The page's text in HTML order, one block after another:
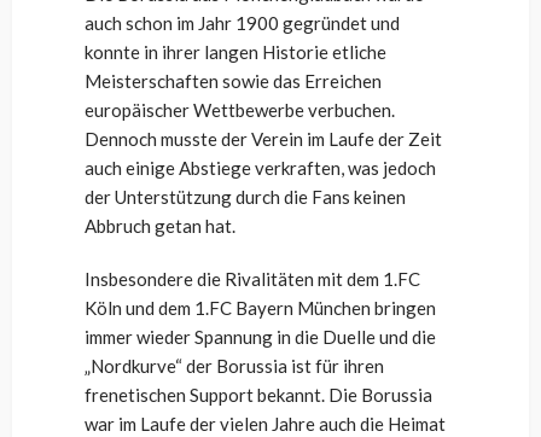
auch schon im Jahr 1900 gegründet und
konnte in ihrer langen Historie etliche
Meisterschaften sowie das Erreichen
europäischer Wettbewerbe verbuchen.
Dennoch musste der Verein im Laufe der Zeit
auch einige Abstiege verkraften, was jedoch
der Unterstützung durch die Fans keinen
Abbruch getan hat.
Insbesondere die Rivalitäten mit dem 1.FC
Köln und dem 1.FC Bayern München bringen
immer wieder Spannung in die Duelle und die
„Nordkurve“ der Borussia ist für ihren
frenetischen Support bekannt. Die Borussia
war im Laufe der vielen Jahre auch die Heimat